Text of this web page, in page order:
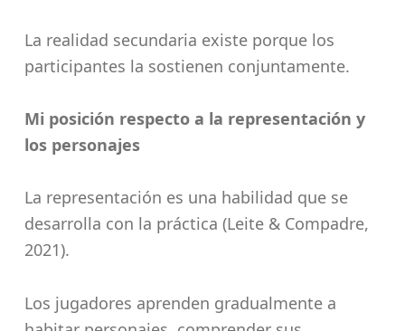
La realidad secundaria existe porque los
participantes la sostienen conjuntamente.
Mi posición respecto a la representación y
los personajes
La representación es una habilidad que se
desarrolla con la práctica (Leite & Compadre,
2021).
Los jugadores aprenden gradualmente a